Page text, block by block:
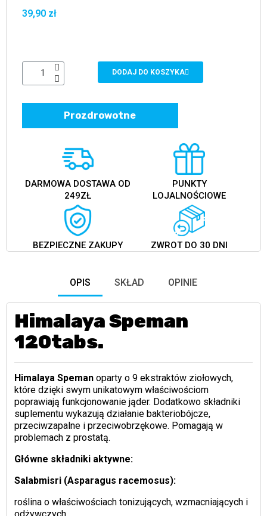
39,90 zł
DODAJ DO KOSZYKA
Prozdrowotne
DARMOWA DOSTAWA OD
249ZŁ
PUNKTY
LOJALNOŚCIOWE
BEZPIECZNE ZAKUPY ZWROT DO 30 DNI
OPIS SKŁAD OPINIE
Himalaya Speman
120tabs.
Himalaya Speman oparty o 9 ekstraktów ziołowych,
które dzięki swym unikatowym właściwościom
poprawiają funkcjonowanie jąder. Dodatkowo składniki
suplementu wykazują działanie bakteriobójcze,
przeciwzapalne i przeciwobrzękowe. Pomagają w
problemach z prostatą.
Główne składniki aktywne:
Salabmisri (Asparagus racemosus):
roślina o właściwościach tonizujących, wzmacniających i
odżywczych.